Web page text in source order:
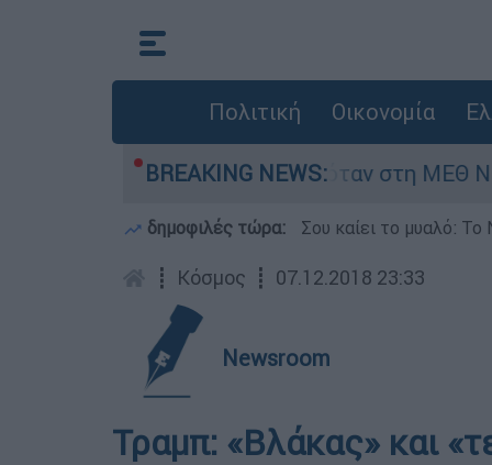
Πολιτική Οικονομία
BREAKING NEWS:
8 ημερών - Νοσηλευόταν στη ΜΕΘ
δημοφιλές τώρα: Σου καίει το μυαλό:
┋ Κόσμος ┋ 07.12.2018 23:33
Newsroom
Τραμπ: «Βλάκας» και